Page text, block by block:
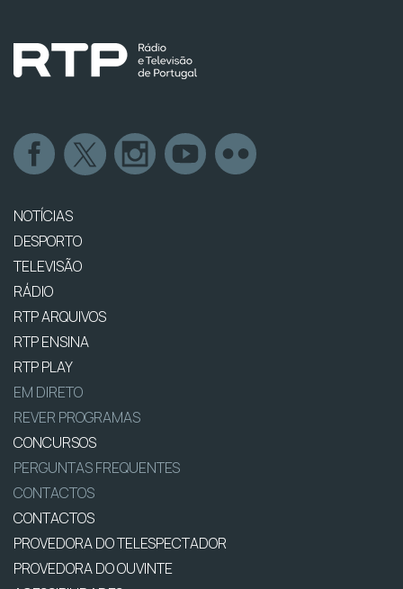
NOTÍCIAS
DESPORTO
TELEVISÃO
RÁDIO
RTP ARQUIVOS
RTP ENSINA
RTP PLAY
EM DIRETO
REVER PROGRAMAS
CONCURSOS
PERGUNTAS FREQUENTES
CONTACTOS
CONTACTOS
PROVEDORA DO TELESPECTADOR
PROVEDORA DO OUVINTE